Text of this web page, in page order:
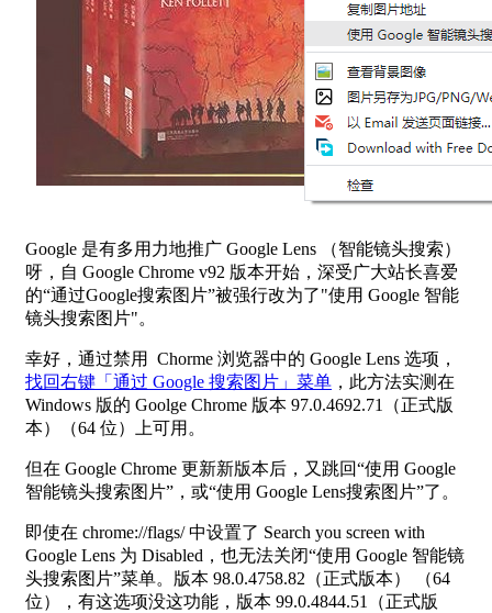
Google 是有多用力地推广 Google Lens （智能镜头搜索）
呀，自 Google Chrome v92 版本开始，深受广大站长喜爱
的“通过Google搜索图片”被强行改为了"使用 Google 智能
镜头搜索图片"。
幸好，通过禁用 Chorme 浏览器中的 Google Lens 选项，
找回右键「通过 Google 搜索图片」菜单 ，此方法实测在
Windows 版的 Goolge Chrome 版本 97.0.4692.71（正式版
本）（64 位）上可用。
但在 Google Chrome 更新新版本后，又跳回“使用 Google
智能镜头搜索图片”，或“使用 Google Lens搜索图片”了。
即使在 chrome://flags/ 中设置了 Search you screen with
Google Lens 为 Disabled，也无法关闭“使用 Google 智能镜
头搜索图片”菜单。版本 98.0.4758.82（正式版本） （64
位），有这选项没这功能，版本 99.0.4844.51（正式版